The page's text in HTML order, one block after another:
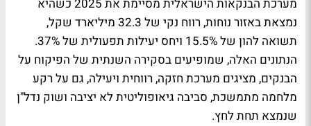
מערכת הבנקאות הישראלית מסיימת את 2025 כשהיא
נמצאת באזור נוחות, רווח נקי של 32.3 מיליארד שקל,
תשואה להון של 15.5% ויחס יעילות תפעולית של 37%.
הנתונים האלה, שמופיעים בסקירה השנתית של הפיקוח על
הבנקים, מציגים מערכת חזקה, רווחית ויעילה, גם על רקע
מלחמה מתמשכת, סביבה גיאופוליטית לא יציבה ושוק נדל"ן
שנמצא תחת לחץ.